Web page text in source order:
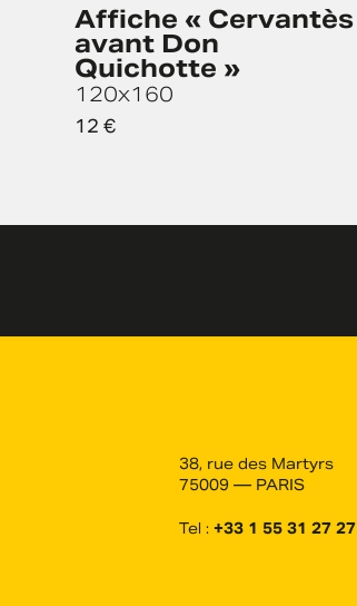
Affiche « Cervantès
avant Don
Quichotte »
120x160
12 €
38, rue des Martyrs
75009 — PARIS
Tel : +33 1 55 31 27 27